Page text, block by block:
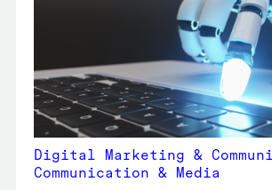
Digital Marketing &
Communication & Media